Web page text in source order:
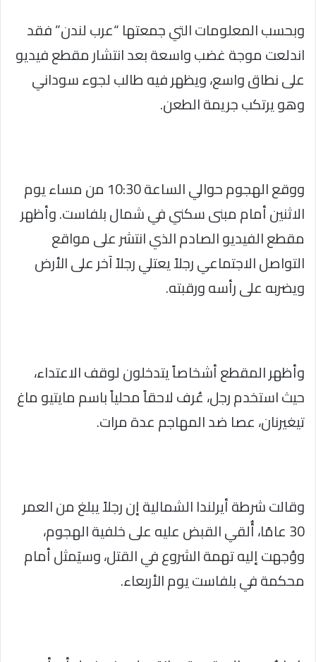
وبحسب المعلومات التي جمعتها “عرب لندن” فقد
اندلعت موجة غضب واسعة بعد انتشار مقطع فيديو
على نطاق واسع، ويظهر فيه طالب لجوء سوداني
وهو يرتكب جريمة الطعن.
ووقع الهجوم حوالي الساعة 10:30 من مساء يوم
الاثنين أمام مبنى سكني في شمال بلفاست. وأظهر
مقطع الفيديو الصادم الذي انتشر على مواقع
التواصل الاجتماعي رجلاً يعتلي رجلاً آخر على الأرض
ويضربه على رأسه ورقبته.
وأظهر المقطع أشخاصاً يتدخلون لوقف الاعتداء،
حيث استخدم رجل، عُرف لاحقاً محلياً باسم مايتيو ماغ
تيغيرنان، عصا ضد المهاجم عدة مرات.
وقالت شرطة أيرلندا الشمالية إن رجلاً يبلغ من العمر
30 عامًا، أُلقي القبض عليه على خلفية الهجوم،
ووُجهت إليه تهمة الشروع في القتل، وسيَمثل أمام
محكمة في بلفاست يوم الأربعاء.